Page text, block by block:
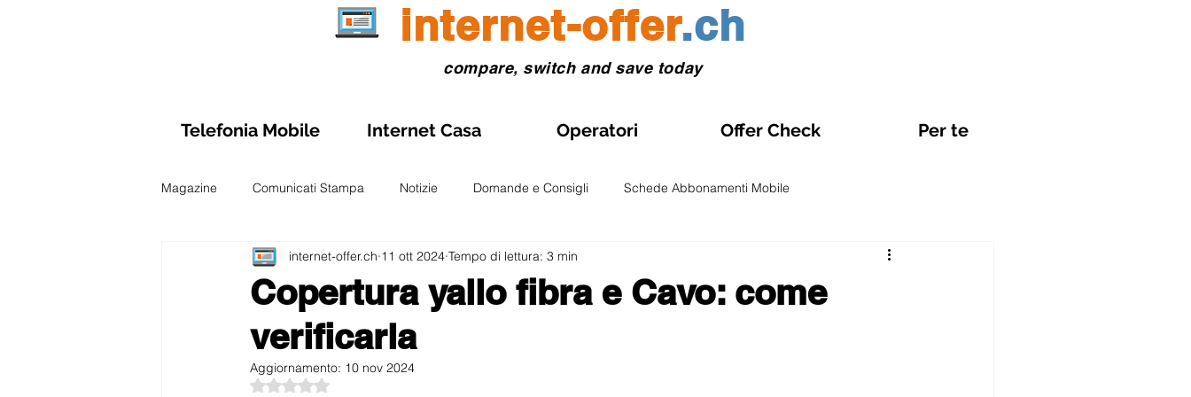
internet-offer.ch
compare, switch and save today
Telefonia Mobile Internet Casa Operatori Offer Check Per te
Magazine Comunicati Stampa Notizie Domande e Consigli Schede Abbonamenti Mobile
Schede Abbonamenti Internet Gestione abbonamento Abbonamenti Mobile in Promozione Viaggi e eSIM
Sim Prepagate Svizzera Confronti e Test
Copertura yallo fibra e Cavo: come
verificarla
internet-offer.ch 11 ott 2024 Tempo di lettura: 3 min
Aggiornamento: 10 nov 2024
Valutazione NaN stelle su 5.